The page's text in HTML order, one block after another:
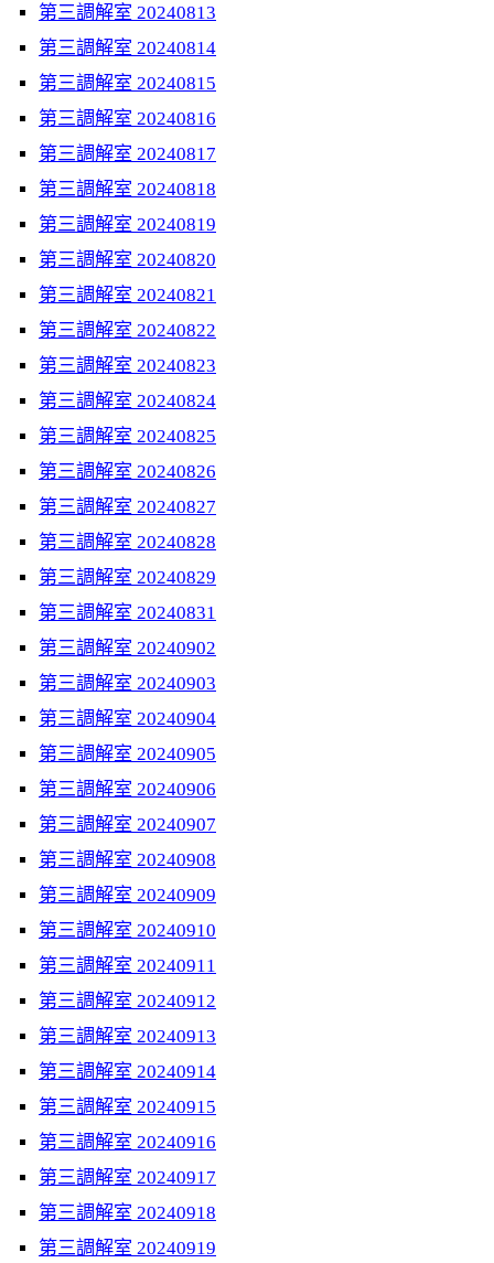
第三調解室 20240813
第三調解室 20240814
第三調解室 20240815
第三調解室 20240816
第三調解室 20240817
第三調解室 20240818
第三調解室 20240819
第三調解室 20240820
第三調解室 20240821
第三調解室 20240822
第三調解室 20240823
第三調解室 20240824
第三調解室 20240825
第三調解室 20240826
第三調解室 20240827
第三調解室 20240828
第三調解室 20240829
第三調解室 20240831
第三調解室 20240902
第三調解室 20240903
第三調解室 20240904
第三調解室 20240905
第三調解室 20240906
第三調解室 20240907
第三調解室 20240908
第三調解室 20240909
第三調解室 20240910
第三調解室 20240911
第三調解室 20240912
第三調解室 20240913
第三調解室 20240914
第三調解室 20240915
第三調解室 20240916
第三調解室 20240917
第三調解室 20240918
第三調解室 20240919